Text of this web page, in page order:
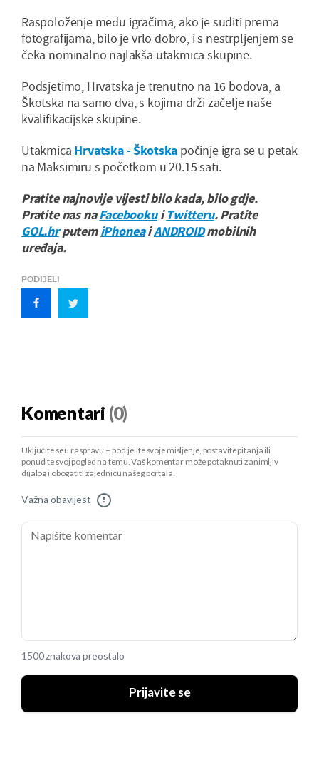
Raspoloženje među igračima, ako je suditi prema
fotografijama, bilo je vrlo dobro, i s nestrpljenjem se
čeka nominalno najlakša utakmica skupine.
Podsjetimo, Hrvatska je trenutno na 16 bodova, a
Škotska na samo dva, s kojima drži začelje naše
kvalifikacijske skupine.
Utakmica Hrvatska - Škotska počinje igra se u petak
na Maksimiru s početkom u 20.15 sati.
Pratite najnovije vijesti bilo kada, bilo gdje.
Pratite nas naFacebookuiTwitteru. Pratite
GOL.hrputemiPhoneaiANDROIDmobilnih
uređaja.
PODIJELI
Komentari (0)
Uključite se u raspravu – podijelite svoje mišljenje, postavite pitanja ili
ponudite svoj pogled na temu. Vaš komentar može potaknuti zanimljiv
dijalog i obogatiti zajednicu našeg portala.
Važna obavijest !
1500 znakova preostalo
Prijavite se